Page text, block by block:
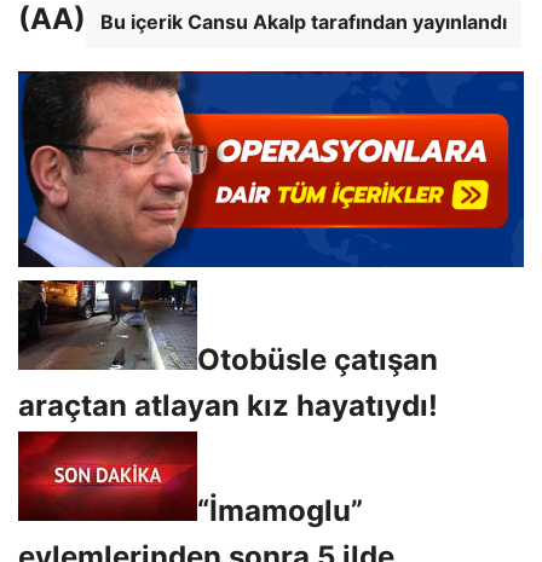
(AA) Bu içerik Cansu Akalp tarafından yayınlandı
Otobüsle çatışan
araçtan atlayan kız hayatıydı!
“İmamoglu”